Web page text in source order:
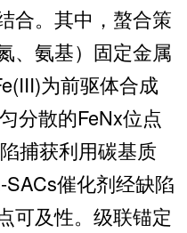
合。其中，螯合策
、氨基）固定金属
为前驱体合成
分散的FeNx位点
捕获利用碳基质
催化剂经缺陷
可及性。级联锚定